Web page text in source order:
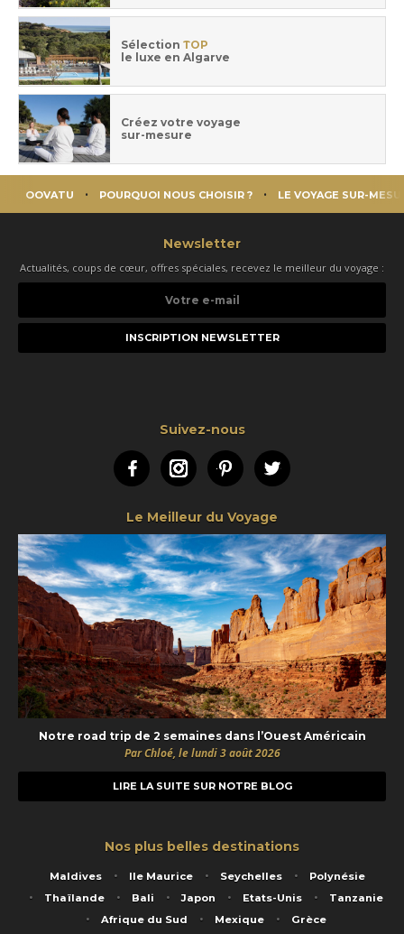
Sélection TOP
le luxe en Algarve
Créez votre voyage
sur-mesure
OOVATU POURQUOI NOUS CHOISIR ? LE VOYAGE SUR-
Newsletter
Actualités, coups de cœur, offres spéciales, recevez le meilleur du voyage :
e-
Suivez-nous
FacebookInstagramPinterestTwitter
Le Meilleur du Voyage
Notre road trip de 2 semaines dans l’Ouest Américain
Par Chloé, le lundi 3 août 2026
LIRE LA SUITE SUR NOTRE BLOG
Nos plus belles destinations
Maldives Ile Maurice Seychelles
Polynésie
Thaïlande
Bali Japon Etats-Unis
Tanzanie
Afrique du Sud
Mexique Grèce